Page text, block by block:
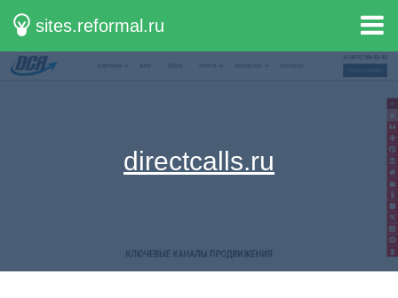
sites.reformal.ru
directcalls.ru